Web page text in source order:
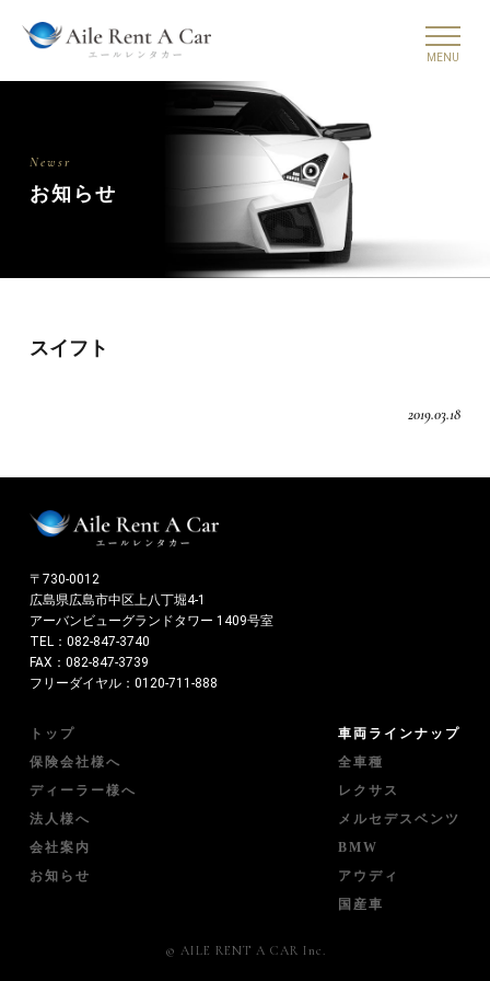
Newsr
お知らせ
スイフト
2019.03.18
〒730-0012
広島県広島市中区上八丁堀4-1
アーバンビューグランドタワー 1409号室
TEL： 082-847-3740
FAX：082-847-3739
フリーダイヤル： 0120-711-888
トップ
保険会社様へ
ディーラー様へ
法人様へ
会社案内
お知らせ
車両ラインナップ
全車種
レクサス
メルセデスベンツ
BMW
アウディ
国産車
© AILE RENT A CAR Inc.